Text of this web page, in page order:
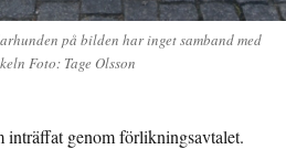
på bilden har inget samband med
Foto: Tage Olsson
inträffat genom förlikningsavtalet.